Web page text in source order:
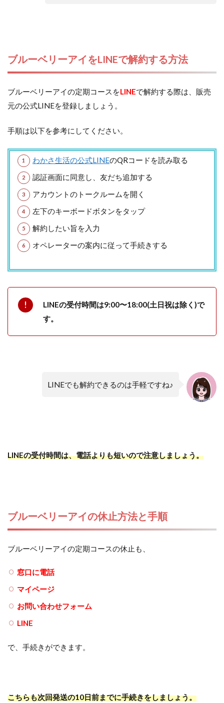
ブルーベリーアイをLINEで解約する方法
ブルーベリーアイの定期コースをLINEで解約する際は、販売
元の公式LINEを登録しましょう。
手順は以下を参考にしてください。
わかさ生活の公式LINEのQRコードを読み取る
認証画面に同意し、友だち追加する
アカウントのトークルームを開く
左下のキーボードボタンをタップ
解約したい旨を入力
オペレーターの案内に従って手続きする
LINEの受付時間は9:00〜18:00(土日祝は除く)で
す。
LINEでも解約できるのは手軽ですね♪
LINEの受付時間は、電話よりも短いので注意しましょう。
ブルーベリーアイの休止方法と手順
ブルーベリーアイの定期コースの休止も、
窓口に電話
マイページ
お問い合わせフォーム
LINE
で、手続きができます。
こちらも次回発送の10日前までに手続きをしましょう。